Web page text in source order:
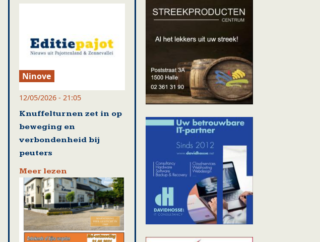
Ninove
12/05/2026 - 21:05
Knuffelturnen zet in op
beweging en
verbondenheid bij
peuters
Meer lezen